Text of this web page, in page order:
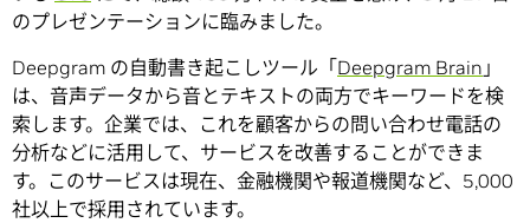
のプレゼンテーションに臨みました。
Deepgram の自動書き起こしツール「Deepgram Brain 」
は、音声データから音とテキストの両方でキーワードを検
索します。企業では、これを顧客からの問い合わせ電話の
分析などに活用して、サービスを改善することができま
す。このサービスは現在、金融機関や報道機関など、5,000
社以上で採用されています。